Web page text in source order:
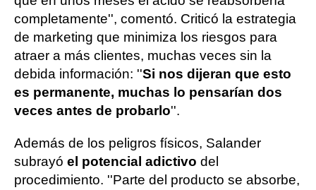
completamente'', comentó. Criticó la estrategia
de marketing que minimiza los riesgos para
atraer a más clientes, muchas veces sin la
debida información: ''Si nos dijeran que esto
es permanente, muchas lo pensarían dos
veces antes de probarlo''.
Además de los peligros físicos, Salander
subrayó el potencial adictivo del
procedimiento. ''Parte del producto se absorbe,